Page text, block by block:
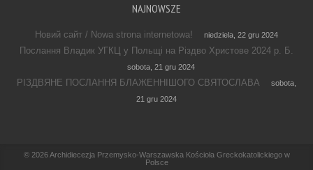
NAJNOWSZE
Новий сайт / Nowa strona internetowa! niedziela, 22 gru 2024
Послання Владик УГКЦ у Польщі на Різдво Христове 2024 р. Б.
sobota, 21 gru 2024
РІЗДВЯНЕ ПОСЛАННЯ БЛАЖЕННІШОГО СВЯТОСЛАВА
sobota,
21 gru 2024
© 2026Archidiecezja Przemysko-Warszawska Kościoła Greckokatolickiego w
Polsce